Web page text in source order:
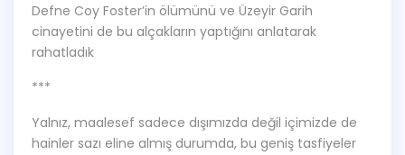
Defne Coy Foster’in ölümünü ve Üzeyir Garih
cinayetini de bu alçakların yaptığını anlatarak
rahatladık
***
Yalnız, maalesef sadece dışımızda değil içimizde de
hainler sazı eline almış durumda, bu geniş tasfiyeler